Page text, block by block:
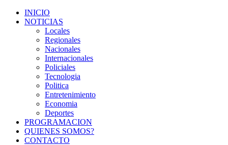
INICIO
NOTICIAS
Locales
Regionales
Nacionales
Internacionales
Policiales
Tecnologia
Politica
Entretenimiento
Economia
Deportes
PROGRAMACION
QUIENES SOMOS?
CONTACTO